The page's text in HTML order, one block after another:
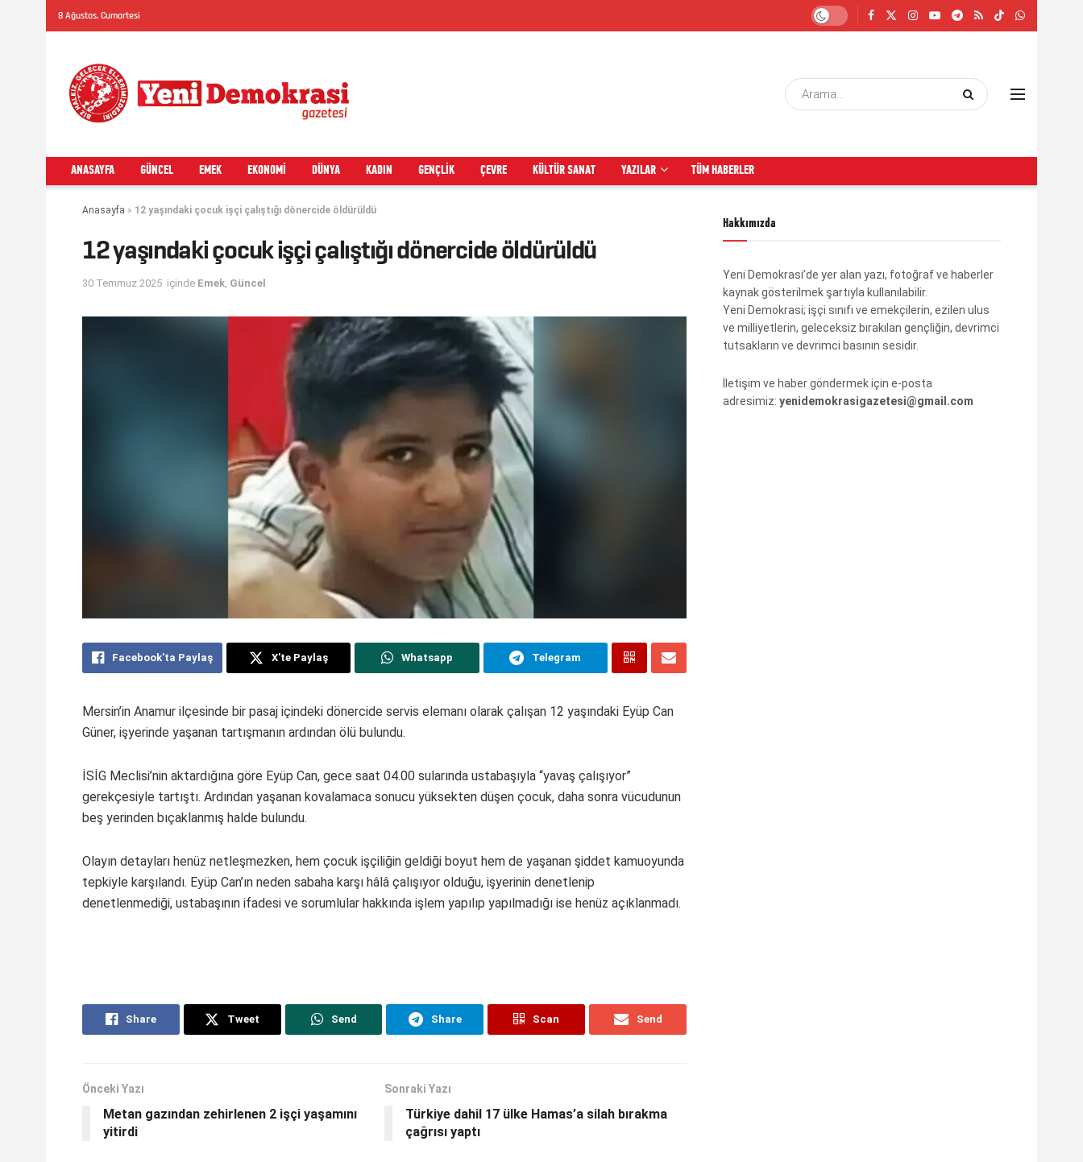
8 Ağustos, Cumartesi
ANASAYFA GÜNCEL EMEK EKONOMI DÜNYA KADIN GENÇLIK ÇEVRE KÜLTÜR SANAT YAZILAR TÜM HABERLER
Anasayfa » 12 yaşındaki çocuk işçi çalıştığı dönercide öldürüldü
12 yaşındaki çocuk işçi çalıştığı dönercide öldürüldü
30 Temmuz 2025 içinde Emek Güncel
Facebook'ta Paylaş X'te Paylaş Whatsapp Telegram
Mersin’in Anamur ilçesinde bir pasaj içindeki dönercide servis elemanı olarak çalışan 12 yaşındaki Eyüp Can
Güner, işyerinde yaşanan tartışmanın ardından ölü bulundu.
İSİG Meclisi’nin aktardığına göre Eyüp Can, gece saat 04.00 sularında ustabaşıyla “yavaş çalışıyor”
gerekçesiyle tartıştı. Ardından yaşanan kovalamaca sonucu yüksekten düşen çocuk, daha sonra vücudunun
beş yerinden bıçaklanmış halde bulundu.
Olayın detayları henüz netleşmezken, hem çocuk işçiliğin geldiği boyut hem de yaşanan şiddet kamuoyunda
tepkiyle karşılandı. Eyüp Can’ın neden sabaha karşı hâlâ çalışıyor olduğu, işyerinin denetlenip
denetlenmediği, ustabaşının ifadesi ve sorumlular hakkında işlem yapılıp yapılmadığı ise henüz açıklanmadı.
Share Tweet Send Share Scan Send
Önceki Yazı
Metan gazından zehirlenen 2 işçi yaşamını
yitirdi
Sonraki Yazı
Türkiye dahil 17 ülke Hamas’a silah bırakma
çağrısı yaptı
Hakkımızda
Yeni Demokrasi’de yer alan yazı, fotoğraf ve haberler
kaynak gösterilmek şartıyla kullanılabilir.
Yeni Demokrasi; işçi sınıfı ve emekçilerin, ezilen ulus
ve milliyetlerin, geleceksiz bırakılan gençliğin, devrimci
tutsakların ve devrimci basının sesidir.
İletişim ve haber göndermek için e-posta
adresimiz: yenidemokrasigazetesi@gmail.com